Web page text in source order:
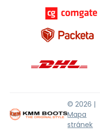
© 2026 |
Mapa
stránek